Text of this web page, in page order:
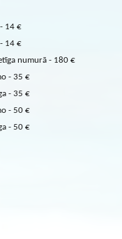
14 €
14 €
numurā - 180 €
- 35 €
- 35 €
- 50 €
- 50 €